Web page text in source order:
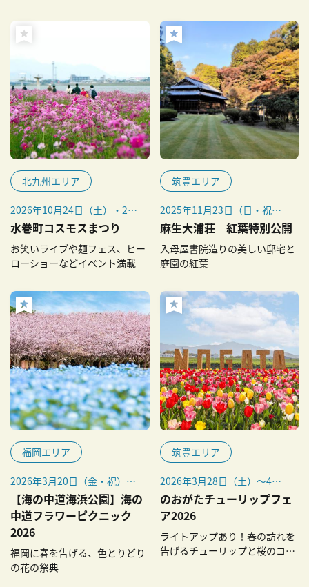
北九州エリア
2026年10月24日（土）・25
日（日）
水巻町コスモスまつり
お笑いライブや麺フェス、ヒー
ローショーなどイベント満載
筑豊エリア
2025年11月23日（日・祝）
～30日（日）
麻生大浦荘 紅葉特別公開
入母屋書院造りの美しい邸宅と
庭園の紅葉
福岡エリア
2026年3月20日（金・祝）～
5月17日（日）
【海の中道海浜公園】海の
中道フラワーピクニック
2026
福岡に春を告げる、色とりどり
の花の祭典
筑豊エリア
2026年3月28日（土）～4月5
日（日）
※ナイトチューリップは4月4
日（土）18:00～21:00のみ
のおがたチューリップフェ
ア2026
ライトアップあり！春の訪れを
告げるチューリップと桜のコラ